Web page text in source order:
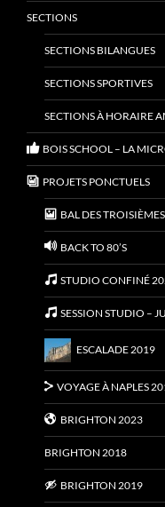
SECTIONS
SECTIONS BILANGUES
SECTIONS SPORTIVES
SECTIONS À HORAIRE
BOIS SCHOOL – LA
PROJETS PONCTUELS
BAL DES
BACK TO 80’S
STUDIO CONFINÉ
SESSION STUDIO –
ESCALADE 2019
VOYAGE À NAPLES
BRIGHTON 2023
BRIGHTON 2018
BRIGHTON 2019